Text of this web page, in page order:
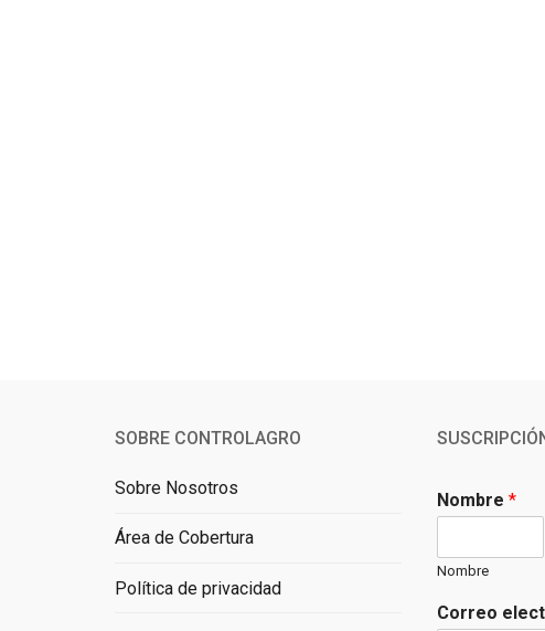
SOBRE CONTROLAGRO
Sobre Nosotros
Área de Cobertura
Política de privacidad
Nombre *
Nombre
Correo